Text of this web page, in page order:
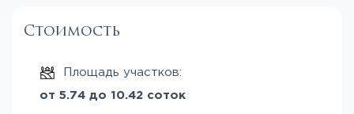
Стоимость
Площадь участков:
от 5.74 до 10.42 соток